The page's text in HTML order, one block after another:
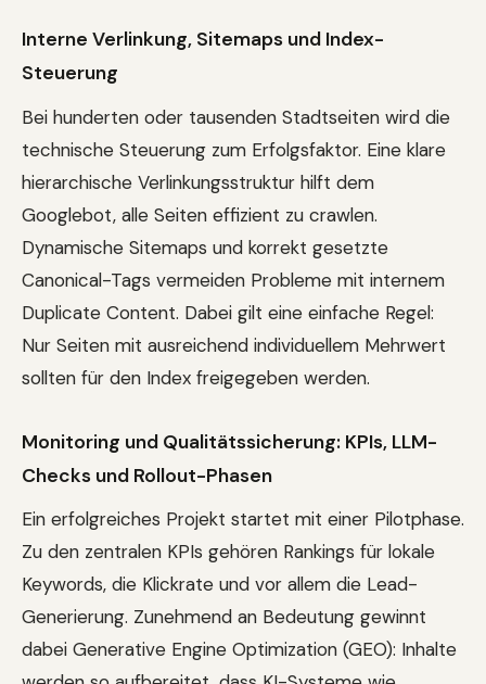
Interne Verlinkung, Sitemaps und Index-
Steuerung
Bei hunderten oder tausenden Stadtseiten wird die
technische Steuerung zum Erfolgsfaktor. Eine klare
hierarchische Verlinkungsstruktur hilft dem
Googlebot, alle Seiten effizient zu crawlen.
Dynamische Sitemaps und korrekt gesetzte
Canonical-Tags vermeiden Probleme mit internem
Duplicate Content. Dabei gilt eine einfache Regel:
Nur Seiten mit ausreichend individuellem Mehrwert
sollten für den Index freigegeben werden.
Monitoring und Qualitätssicherung: KPIs, LLM-
Checks und Rollout-Phasen
Ein erfolgreiches Projekt startet mit einer Pilotphase.
Zu den zentralen KPIs gehören Rankings für lokale
Keywords, die Klickrate und vor allem die Lead-
Generierung. Zunehmend an Bedeutung gewinnt
dabei Generative Engine Optimization (GEO): Inhalte